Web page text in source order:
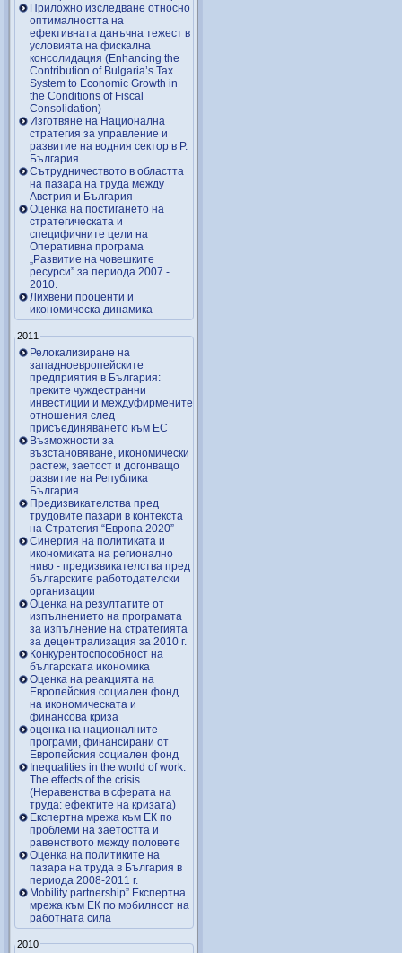
Приложно изследване относно
оптималността на
ефективната данъчна тежест в
условията на фискална
консолидация (Enhancing the
Contribution of Bulgaria’s Tax
System to Economic Growth in
the Conditions of Fiscal
Consolidation)
Изготвяне на Национална
стратегия за управление и
развитие на водния сектор в Р.
България
Сътрудничеството в областта
на пазара на труда между
Австрия и България
Оценка на постигането на
стратегическата и
специфичните цели на
Оперативна програма
„Развитие на човешките
ресурси” за периода 2007 ‑
2010.
Лихвени проценти и
икономическа динамика
2011
Релокализиране на
западноевропейските
предприятия в България:
преките чуждестранни
инвестиции и междуфирмените
отношения след
присъединяването към ЕС
Възможности за
възстановяване, икономически
растеж, заетост и догонващо
развитие на Република
България
Предизвикателства пред
трудовите пазари в контекста
на Стратегия “Европа 2020”
Синергия на политиката и
икономиката на регионално
ниво - предизвикателства пред
българските работодателски
организации
Оценка на резултатите от
изпълнението на програмата
за изпълнение на стратегията
за децентрализация за 2010 г.
Конкурентоспособност на
българската икономика
Оценка на реакцията на
Европейския социален фонд
на икономическата и
финансова криза
оценка на националните
програми, финансирани от
Европейския социален фонд
Inequalities in the world of work:
The effects of the crisis
(Неравенства в сферата на
труда: ефектите на кризата)
Експертна мрежа към ЕК по
проблеми на заетостта и
равенството между половете
Оценка на политиките на
пазара на труда в България в
периода 2008-2011 г.
Mobility partnership” Експертна
мрежа към ЕК по мобилност на
работната сила
2010